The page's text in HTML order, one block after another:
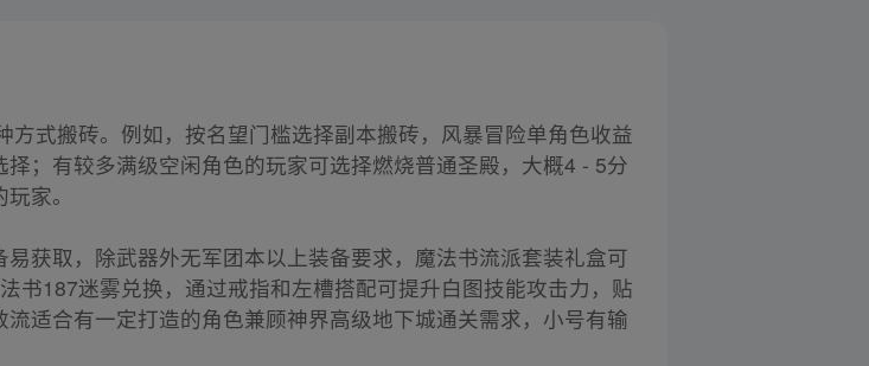
方式搬砖。例如，按名望门槛选择副本搬砖，风暴冒险单角色收益
；有较多满级空闲角色的玩家可选择燃烧普通圣殿，大概4 - 5分
家。
获取，除武器外无军团本以上装备要求，魔法书流派套装礼盒可
书187迷雾兑换，通过戒指和左槽搭配可提升白图技能攻击力，贴
适合有一定打造的角色兼顾神界高级地下城通关需求，小号有输